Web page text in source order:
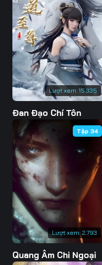
70
73
76
79
82
85
88
91
94
97
100
103
Lượt xem: 15.335
Đan Đạo Chí Tôn
Lượt xem: 2.793
Tập 34
Quang Âm Chi Ngoại